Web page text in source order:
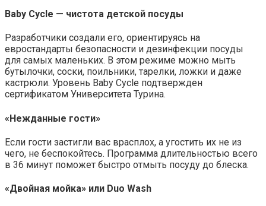
Baby Cycle — чистота детской посуды
Разработчики создали его, ориентируясь на
евростандарты безопасности и дезинфекции посуды
для самых маленьких. В этом режиме можно мыть
бутылочки, соски, поильники, тарелки, ложки и даже
кастрюли. Уровень Baby Cycle подтвержден
сертификатом Университета Турина.
«Нежданные гости»
Если гости застигли вас врасплох, а угостить их не из
чего, не беспокойтесь. Программа длительностью всего
в 36 минут поможет быстро отмыть посуду до блеска.
«Двойная мойка» или Duo Wash